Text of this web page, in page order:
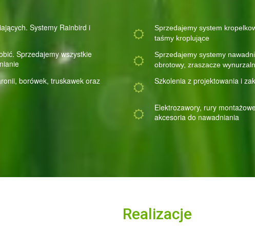
Systemy Rainbird i
Sprzedajemy wszystkie
borówek, truskawek oraz
Sprzedajemy system
taśmy kroplujące
Sprzedajemy systemy
obrotowy, zraszacze
Szkolenia z projektowania i
Elektrozawory, rury
akcesoria do nawadniania
Realizacje